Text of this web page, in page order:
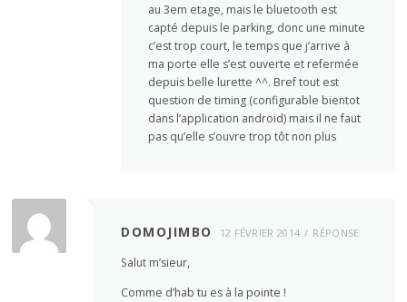
au 3em etage, mais le bluetooth est
capté depuis le parking, donc une minute
c’est trop court, le temps que j’arrive à
ma porte elle s’est ouverte et refermée
depuis belle lurette ^^. Bref tout est
question de timing (configurable bientot
dans l’application android) mais il ne faut
pas qu’elle s’ouvre trop tôt non plus
DOMOJIMBO 12 FÉVRIER 2014 RÉPONSE
Salut m’sieur,
Comme d’hab tu es à la pointe !